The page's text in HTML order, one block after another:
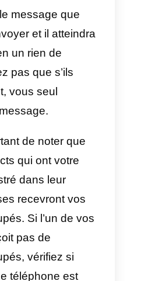
groupée sera
coûteuse et vous
que des
messages prédéfinis
la possibilité de les
puis-je créer